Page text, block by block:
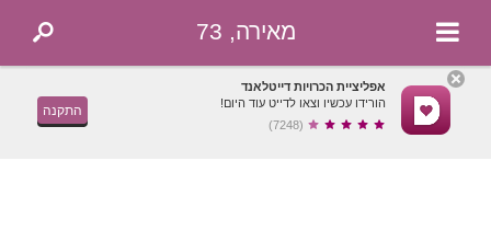
מאירה, 73
אפליציית הכרויות דייטלאנד
הורידו עכשיו וצאו לדייט עוד היום!
(7248)
התקנה